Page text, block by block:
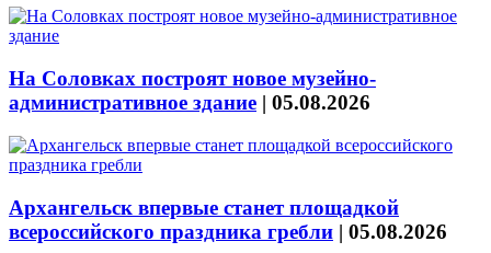
На Соловках построят новое музейно-
административное здание | 05.08.2026
Архангельск впервые станет площадкой
всероссийского праздника гребли | 05.08.2026